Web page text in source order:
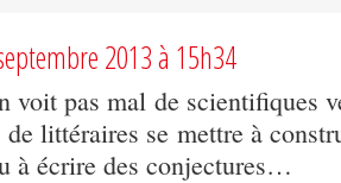
2013 à 15h34
voit pas mal de scientifiques
littéraires se mettre à
à écrire des conjectures…